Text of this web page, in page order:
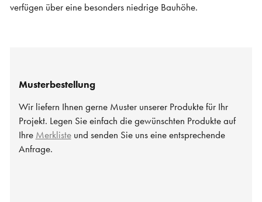
verfügen über eine besonders niedrige Bauhöhe.
Musterbestellung
Wir liefern Ihnen gerne Muster unserer Produkte für Ihr
Projekt. Legen Sie einfach die gewünschten Produkte auf
Ihre Merklisteund senden Sie uns eine entsprechende
Anfrage.